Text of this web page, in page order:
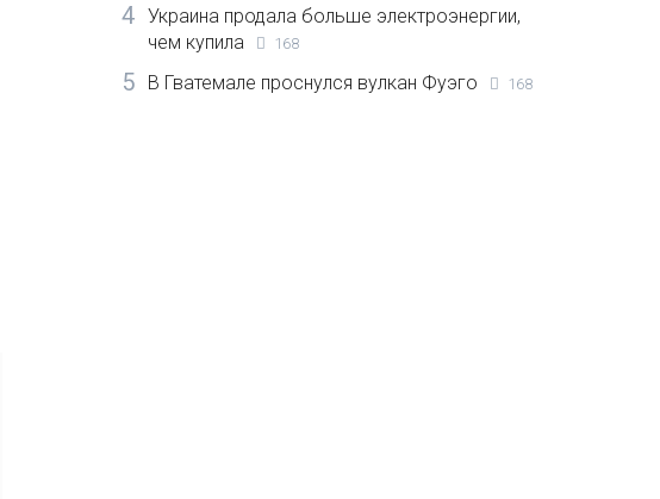
4
Украина продала больше электроэнергии,
чем купила
168
5 В Гватемале проснулся вулкан Фуэго 168